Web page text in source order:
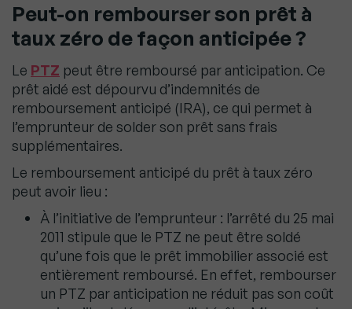
Peut-on rembourser son prêt à
taux zéro de façon anticipée ?
Le PTZ peut être remboursé par anticipation. Ce
prêt aidé est dépourvu d’indemnités de
remboursement anticipé (IRA), ce qui permet à
l’emprunteur de solder son prêt sans frais
supplémentaires.
Le remboursement anticipé du prêt à taux zéro
peut avoir lieu :
À l’initiative de l’emprunteur : l’arrêté du 25 mai
2011 stipule que le PTZ ne peut être soldé
qu’une fois que le prêt immobilier associé est
entièrement remboursé. En effet, rembourser
un PTZ par anticipation ne réduit pas son coût